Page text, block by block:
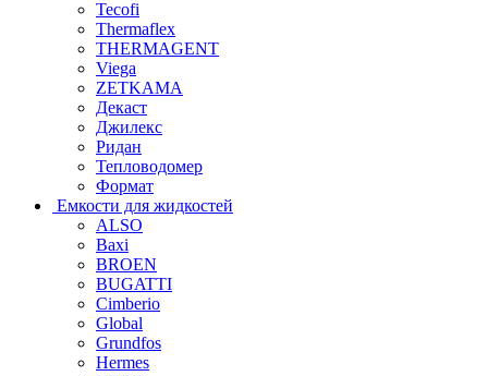
Tecofi
Thermaflex
THERMAGENT
Viega
ZETKAMA
Декаст
Джилекс
Ридан
Тепловодомер
Формат
Емкости для жидкостей
ALSO
Baxi
BROEN
BUGATTI
Cimberio
Global
Grundfos
Hermes